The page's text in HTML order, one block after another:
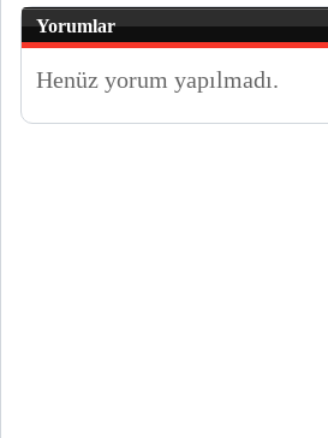
Yorumlar
Henüz yorum yapılmadı.